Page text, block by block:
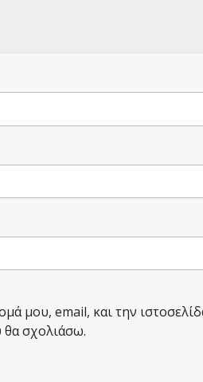
μου, email, και την
σχολιάσω.